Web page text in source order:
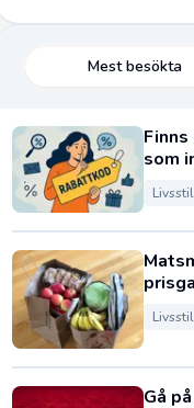
Mest besökta
som
Livsstil
Livsstil
Gå